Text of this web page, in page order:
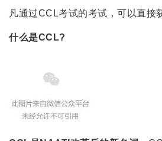
凡通过CCL考试的考试，可以直接
什么是CCL?